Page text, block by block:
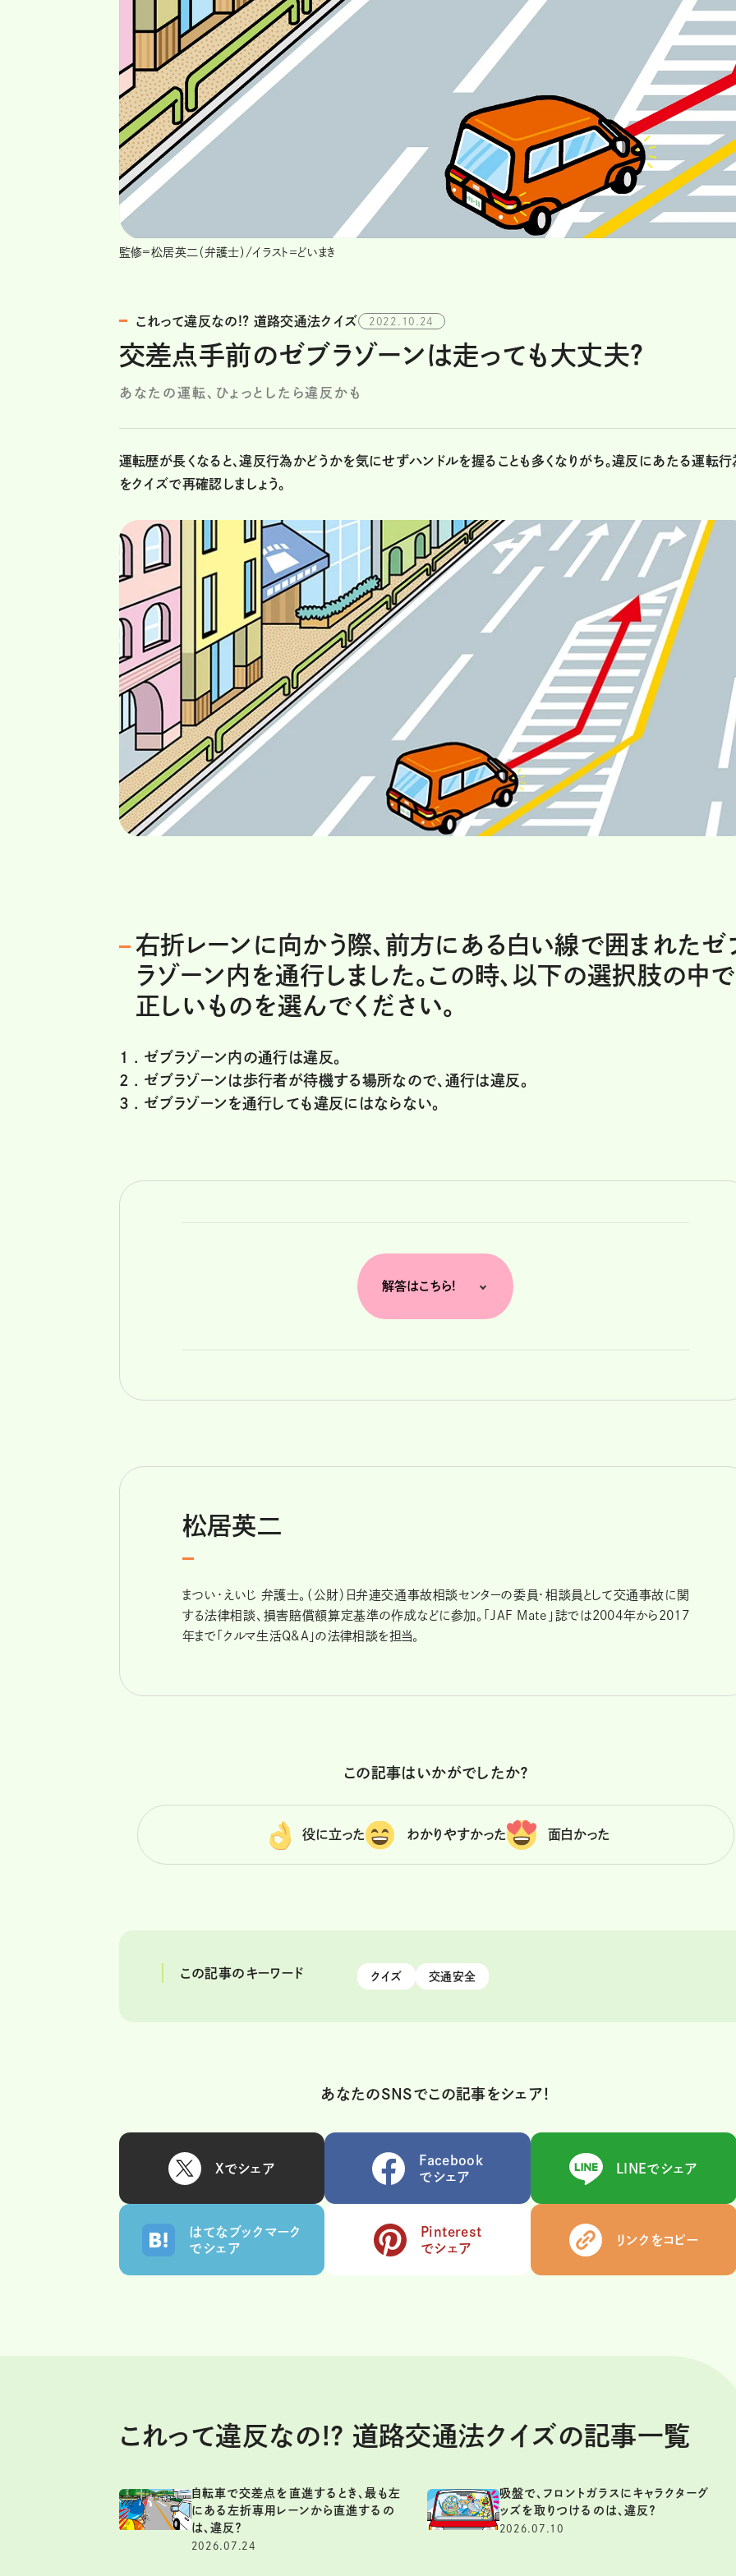
監修=松居英二（弁護士）/イラスト＝どいまき
これって違反なの!? 道路交通法クイズ 2022.10.24
交差点手前のゼブラゾーンは走っても大丈夫？
あなたの運転、ひょっとしたら違反かも
運転歴が長くなると、違反行為かどうかを気にせずハンドルを握ることも多くなりがち。違反にあたる運転行
をクイズで再確認しましょう。
右折レーンに向かう際、前方にある白い線で囲まれたゼ
ラゾーン内を通行しました。この時、以下の選択肢の中で
正しいものを選んでください。
1 . ゼブラゾーン内の通行は違反。
2 . ゼブラゾーンは歩行者が待機する場所なので、通行は違反。
3 . ゼブラゾーンを通行しても違反にはならない。
解答はこちら!
松居英二
まつい・えいじ 弁護士。（公財）日弁連交通事故相談センターの委員・相談員として交通事故に関
する法律相談、損害賠償額算定基準の作成などに参加。「JAF Mate」誌では2004年から2017
年まで「クルマ生活Q&A」の法律相談を担当。
この記事はいかがでしたか？
役に立った わかりやすかった 面白かった
この記事のキーワード クイズ 交通安全
あなたのSNSでこの記事をシェア！
Xでシェア
Facebook
でシェア
LINEでシェア
はてなブックマーク
でシェア
Pinterest
でシェア
リンクをコピー
これって違反なの!? 道路交通法クイズの記事一覧
自転車で交差点を直進するとき、最も左
にある左折専用レーンから直進するの
は、違反？
2026.07.24
吸盤で、フロントガラスにキャラクターグ
ッズを取りつけるのは、違反？
2026.07.10